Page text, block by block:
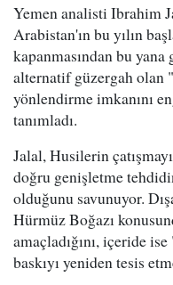
Yemen analisti Ibrahim
Arabistan'ın bu yılın
kapanmasından bu
alternatif güzergah olan
yönlendirme imkanını
tanımladı.
Jalal, Husilerin
doğru genişletme
olduğunu savunuyor.
Hürmüz Boğazı
amaçladığını, içeride
baskıyı yeniden tesis